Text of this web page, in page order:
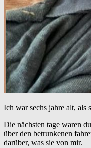
Ich war sechs jahre alt, als
Die nächsten tage waren
über den betrunkenen
darüber, was sie von mir.